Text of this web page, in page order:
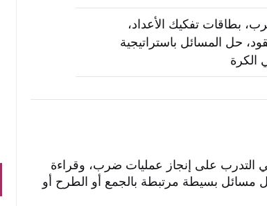
بطاقات تفكيك الأعداد،
حل المسائل باستراتيجية
الكرة
التدرب على إنجاز عمليات ضرب، وقراءة
مسائل بسيطة مرتبطة بالجمع أو الطرح أو